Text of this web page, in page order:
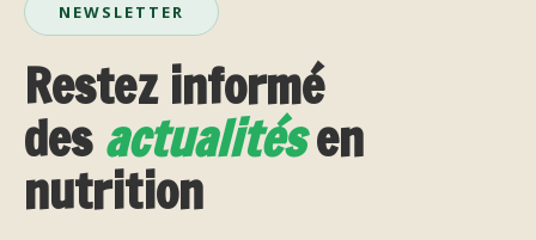
NEWSLETTER
Restez informé
desactualitésen
nutrition